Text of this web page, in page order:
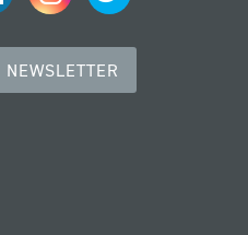
NEWSLETTER